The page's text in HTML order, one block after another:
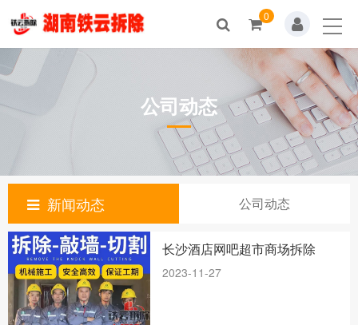
0
公司动态
新闻动态 公司动态
长沙酒店网吧超市商场拆除
2023-11-27